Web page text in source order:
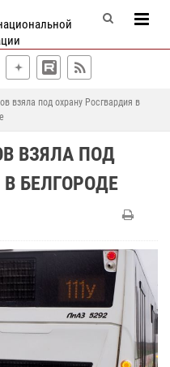
взяла под охрану Росгвардия в
ВЗЯЛА ПОД
БЕЛГОРОДЕ